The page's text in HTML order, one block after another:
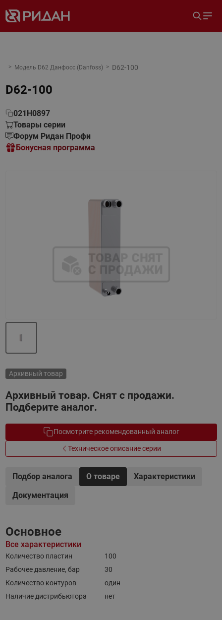
Модель D62 Данфосс (Danfoss) D62-100
D62-100
021H0897
Товары серии
Форум Ридан Профи
Бонусная программа
Архивный товар
Архивный товар. Снят с продажи.
Подберите аналог.
Посмотрите рекомендованный аналог
Техническое описание серии
Подбор аналога О товаре
Характеристики
Документация
Основное
Все характеристики
Количество пластин
100
Рабочее давление, бар
30
Количество контуров
один
Наличие дистрибьютора
нет